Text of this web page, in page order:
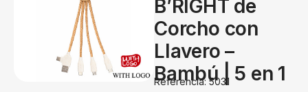
B’RIGHT de
Corcho con
Llavero –
Bambú | 5 en 1
Referencia: 5031